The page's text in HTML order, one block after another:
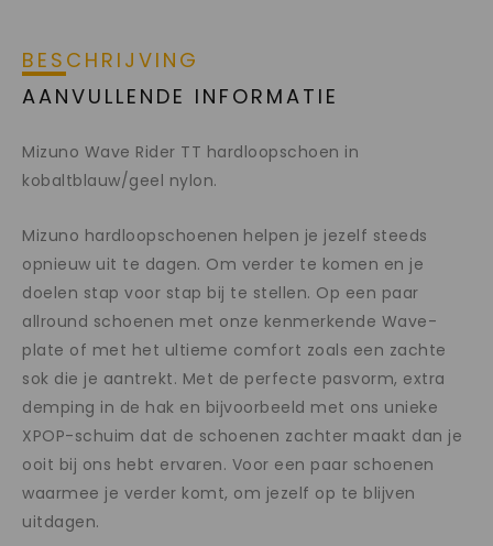
BESCHRIJVING
AANVULLENDE INFORMATIE
Mizuno Wave Rider TT hardloopschoen in
kobaltblauw/geel nylon.
Mizuno hardloopschoenen helpen je jezelf steeds
opnieuw uit te dagen. Om verder te komen en je
doelen stap voor stap bij te stellen. Op een paar
allround schoenen met onze kenmerkende Wave-
plate of met het ultieme comfort zoals een zachte
sok die je aantrekt. Met de perfecte pasvorm, extra
demping in de hak en bijvoorbeeld met ons unieke
XPOP-schuim dat de schoenen zachter maakt dan je
ooit bij ons hebt ervaren. Voor een paar schoenen
waarmee je verder komt, om jezelf op te blijven
uitdagen.